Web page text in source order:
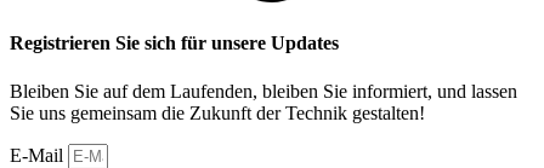
Registrieren Sie sich für unsere Updates
Bleiben Sie auf dem Laufenden, bleiben Sie informiert, und lassen
Sie uns gemeinsam die Zukunft der Technik gestalten!
E-Mail